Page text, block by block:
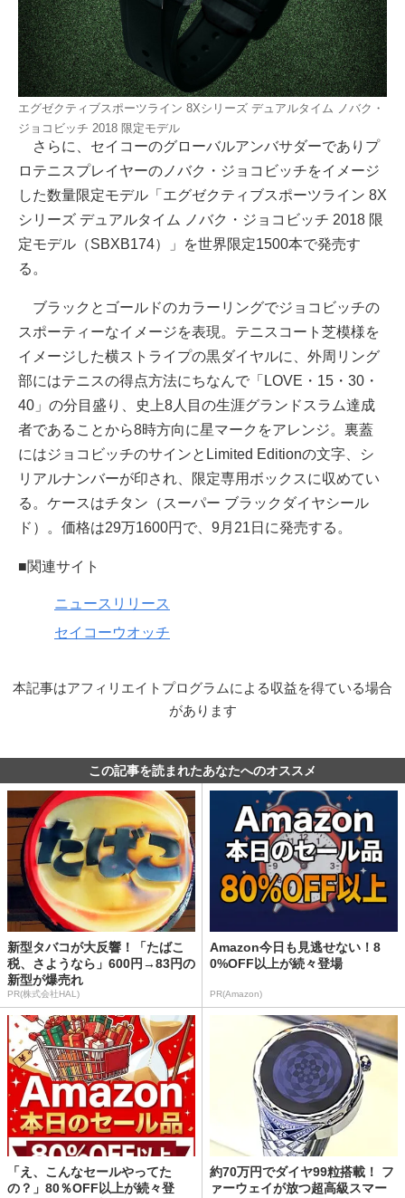
エグゼクティブスポーツライン 8Xシリーズ デュアルタイム ノバク・
ジョコビッチ 2018 限定モデル
さらに、セイコーのグローバルアンバサダーでありプ
ロテニスプレイヤーのノバク・ジョコビッチをイメージ
した数量限定モデル「エグゼクティブスポーツライン 8X
シリーズ デュアルタイム ノバク・ジョコビッチ 2018 限
定モデル（SBXB174）」を世界限定1500本で発売す
る。
ブラックとゴールドのカラーリングでジョコビッチの
スポーティーなイメージを表現。テニスコート芝模様を
イメージした横ストライプの黒ダイヤルに、外周リング
部にはテニスの得点方法にちなんで「LOVE・15・30・
40」の分目盛り、史上8人目の生涯グランドスラム達成
者であることから8時方向に星マークをアレンジ。裏蓋
にはジョコビッチのサインとLimited Editionの文字、シ
リアルナンバーが印され、限定専用ボックスに収めてい
る。ケースはチタン（スーパー ブラックダイヤシール
ド）。価格は29万1600円で、9月21日に発売する。
■関連サイト
ニュースリリース
セイコーウオッチ
本記事はアフィリエイトプログラムによる収益を得ている場合
があります
この記事を読まれたあなたへのオススメ
新型タバコが大反響！「たばこ
税、さようなら」600円→83円の
新型が爆売れ
PR(株式会社HAL)
Amazon今日も見逃せない！8
0%OFF以上が続々登場
PR(Amazon)
「え、こんなセールやってた
の？」80％OFF以上が続々登
約70万円でダイヤ99粒搭載！ フ
ァーウェイが放つ超高級スマー